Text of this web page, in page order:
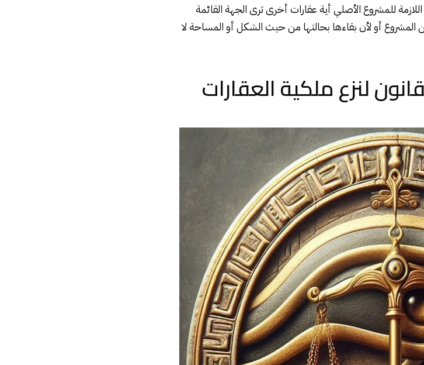
للمشروع الأصلي أية عقارات أخرى ترى الجهة القائمة
المشروع أو لأن بقاءها بحالتها من حيث الشكل أو المساحة لا
لنزع ملكية العقارات